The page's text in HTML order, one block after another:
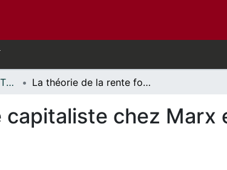
Thèses, 1910 - 2010 // Theses, 1910 - 2010 La théorie de la rente foncière capitaliste chez Marx et les néo-marxistes.
chez Marx